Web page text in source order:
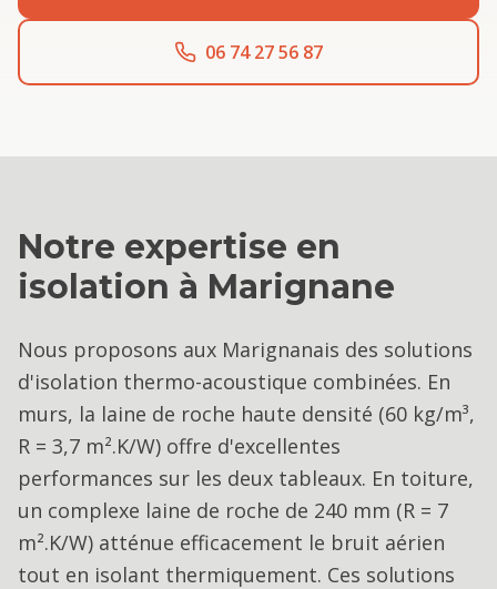
06 74 27 56 87
Notre expertise en
isolation à Marignane
Nous proposons aux Marignanais des solutions
d'isolation thermo-acoustique combinées. En
murs, la laine de roche haute densité (60 kg/m³,
R = 3,7 m².K/W) offre d'excellentes
performances sur les deux tableaux. En toiture,
un complexe laine de roche de 240 mm (R = 7
m².K/W) atténue efficacement le bruit aérien
tout en isolant thermiquement. Ces solutions